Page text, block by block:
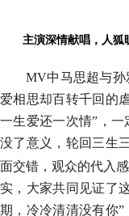
主演深情献唱，人狐
MV中马思超与
爱相思却百转千回的
一生爱还一次情”，
没了意义，轮回三生
面交错，观众的代入
实，大家共同见证了
期，冷冷清清没有你